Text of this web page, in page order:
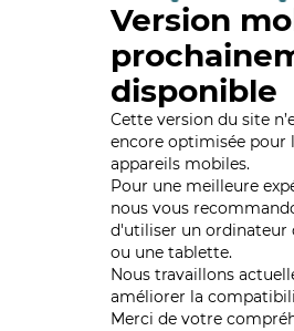
Version
disponible
Cette version du site
encore optimisée pour
appareils mobiles.
Pour une meilleure
nous vous
d'utiliser un ordinateur
ou une tablette.
Nous travaillons
améliorer la
Merci de votre